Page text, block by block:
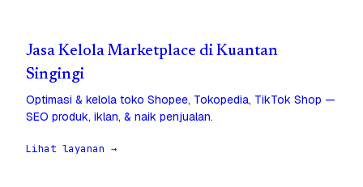
Jasa Kelola Marketplace di Kuantan
Singingi
Optimasi & kelola toko Shopee, Tokopedia, TikTok Shop —
SEO produk, iklan, & naik penjualan.
Lihat layanan →